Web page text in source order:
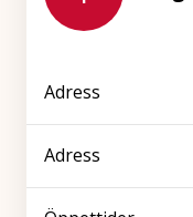
Adress
Adress